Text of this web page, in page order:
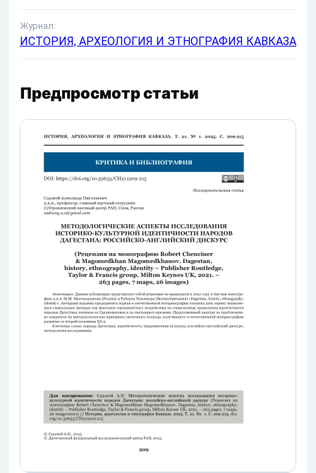
Журнал:
ИСТОРИЯ, АРХЕОЛОГИЯ И ЭТНОГРАФИЯ КАВКАЗА
Предпросмотр статьи